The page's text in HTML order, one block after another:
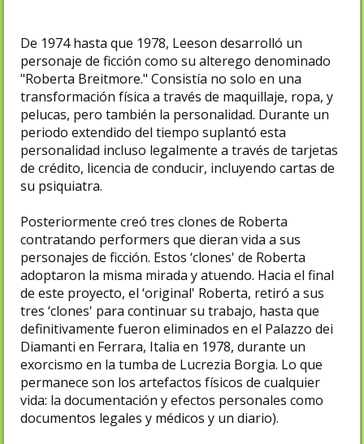
De 1974 hasta que 1978, Leeson desarrolló un
personaje de ficción como su alterego denominado
"Roberta Breitmore." Consistía no solo en una
transformación física a través de maquillaje, ropa, y
pelucas, pero también la personalidad. Durante un
periodo extendido del tiempo suplantó esta
personalidad incluso legalmente a través de tarjetas
de crédito, licencia de conducir, incluyendo cartas de
su psiquiatra.
Posteriormente creó tres clones de Roberta
contratando performers que dieran vida a sus
personajes de ficción. Estos ‘clones' de Roberta
adoptaron la misma mirada y atuendo. Hacia el final
de este proyecto, el ‘original' Roberta, retiró a sus
tres ‘clones' para continuar su trabajo, hasta que
definitivamente fueron eliminados en el Palazzo dei
Diamanti en Ferrara, Italia en 1978, durante un
exorcismo en la tumba de Lucrezia Borgia. Lo que
permanece son los artefactos físicos de cualquier
vida: la documentación y efectos personales como
documentos legales y médicos y un diario).